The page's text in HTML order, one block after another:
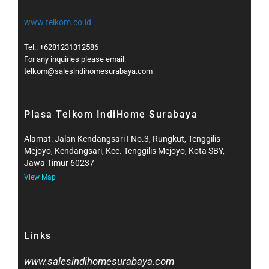
www.telkom.co.id
Tel.: +6281231312586
For any inquiries please email:
telkom@salesindihomesurabaya.com​
Plasa Telkom IndiHome Surabaya
Alamat: Jalan Kendangsari I No.3, Rungkut, Tenggilis
Mejoyo, Kendangsari, Kec. Tenggilis Mejoyo, Kota SBY,
Jawa Timur 60237
View Map
Links
www.salesindihomesurabaya.com​